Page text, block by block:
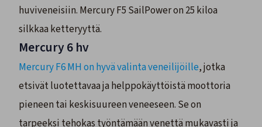
huviveneisiin. Mercury F5 SailPower on 25 kiloa
silkkaa ketteryyttä.
Mercury 6 hv
Mercury F6 MH on hyvä valinta veneilijöille, jotka
etsivät luotettavaa ja helppokäyttöistä moottoria
pieneen tai keskisuureen veneeseen. Se on
tarpeeksi tehokas työntämään venettä mukavasti ja